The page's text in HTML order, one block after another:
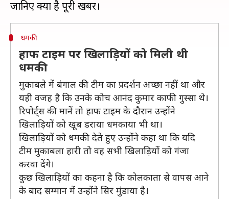
धमकी
हाफ टाइम पर खिलाड़ियों को मिली थी
धमकी
मुकाबले में बंगाल की टीम का प्रदर्शन अच्छा नहीं था और
यही वजह है कि उनके कोच आनंद कुमार काफी गुस्सा थे।
रिपोर्ट्स की मानें तो हाफ टाइम के दौरान उन्होंने
खिलाड़ियों को खूब डराया धमकाया भी था।
खिलाड़ियों को धमकी देते हुए उन्होंने कहा था कि यदि
टीम मुकाबला हारी तो वह सभी खिलाड़ियों को गंजा
करवा देंगे।
कुछ खिलाड़ियों का कहना है कि कोलकाता से वापस आने
के बाद सम्मान में उन्होंने सिर मुंडाया है।